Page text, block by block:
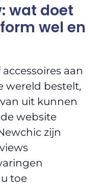
wat doet
wel en
aan
wereld bestelt,
uit kunnen
website
zijn
toe